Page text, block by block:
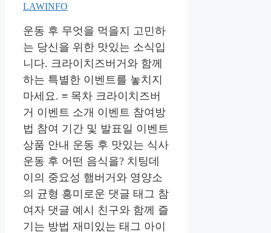
LAWINFO
운동 후 무엇을 먹을지 고민하
는 당신을 위한 맛있는 소식입
니다. 크라이치즈버거와 함께
하는 특별한 이벤트를 놓치지
마세요. ≡ 목차 크라이치즈버
거 이벤트 소개 이벤트 참여방
법 참여 기간 및 발표일 이벤트
상품 안내 운동 후 맛있는 식사
운동 후 어떤 음식을? 치팅데
이의 중요성 햄버거와 영양소
의 균형 흥미로운 댓글 태그 참
여자 댓글 예시 친구와 함께 즐
기는 방법 재미있는 태그 아이